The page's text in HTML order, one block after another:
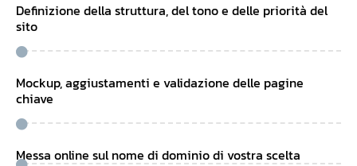
Definizione della struttura, del tono e delle priorità del
sito
Mockup, aggiustamenti e validazione delle pagine
chiave
Messa online sul nome di dominio di vostra scelta